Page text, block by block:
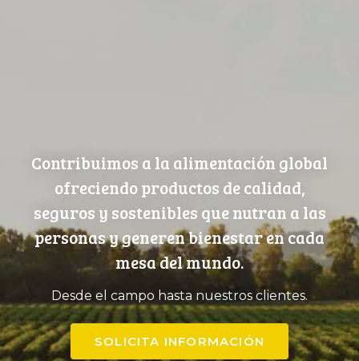
Contribuimos a la alimentación global
ofreciendo productos de calidad,
seguros y sostenibles que nutran a las
personas y generen bienestar en cada
mesa del mundo.
Desde el campo hasta nuestros clientes.
SOLICITA INFORMACIÓN